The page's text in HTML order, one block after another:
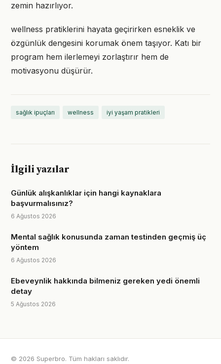
zemin hazırlıyor.
wellness pratiklerini hayata geçirirken esneklik ve
özgünlük dengesini korumak önem taşıyor. Katı bir
program hem ilerlemeyi zorlaştırır hem de
motivasyonu düşürür.
sağlık ipuçları wellness iyi yaşam pratikleri
İlgili yazılar
Günlük alışkanlıklar için hangi kaynaklara
başvurmalısınız?
6 Ağustos 2026
Mental sağlık konusunda zaman testinden geçmiş üç
yöntem
6 Ağustos 2026
Ebeveynlik hakkında bilmeniz gereken yedi önemli
detay
5 Ağustos 2026
© 2026 Superbro. Tüm hakları saklıdır.